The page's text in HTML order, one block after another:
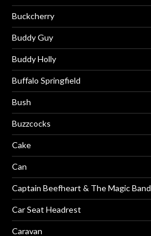
Buckcherry
Buddy Guy
Buddy Holly
Buffalo Springfield
Bush
Buzzcocks
Cake
Can
Captain Beefheart & The Magic Band
Car Seat Headrest
Caravan